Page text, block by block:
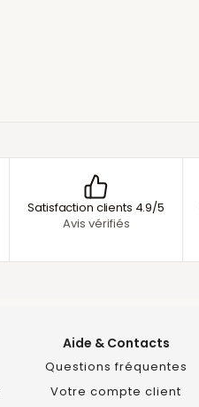
Satisfaction clients 4.9/5
Avis vérifiés
Aide & Contacts
Questions fréquentes
Votre compte client